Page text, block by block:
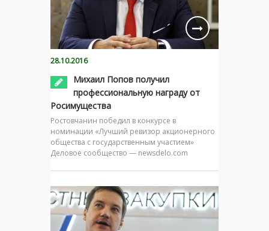
28.10.2016
Михаил Попов получил
профессиональную награду от
Росимущества
Ростовчанин победил в конкурсе в
номинации «Лучший ревизор акционерного
общества с государственным участием»
Деловое сообщество — newsdelo.com